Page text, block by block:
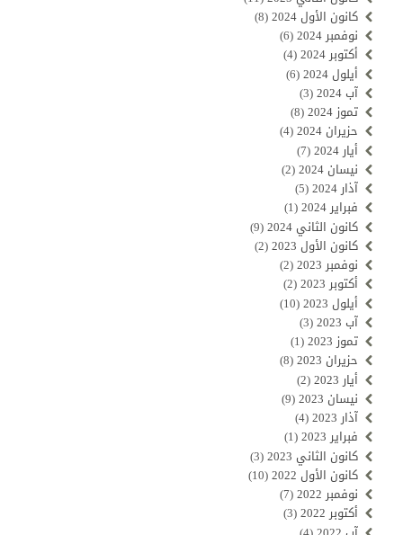
كانون الأول 2024
(8)
نوفمبر 2024
(6)
أكتوبر 2024
(4)
أيلول 2024
(6)
آب 2024
(3)
تموز 2024
(8)
حزيران 2024
(4)
أيار 2024
(7)
نيسان 2024
(2)
آذار 2024
(5)
فبراير 2024
(1)
كانون الثاني 2024
(9)
كانون الأول 2023
(2)
نوفمبر 2023
(2)
أكتوبر 2023
(2)
أيلول 2023
(10)
آب 2023
(3)
تموز 2023
(1)
حزيران 2023
(8)
أيار 2023
(2)
نيسان 2023
(9)
آذار 2023
(4)
فبراير 2023
(1)
كانون الثاني 2023
(3)
كانون الأول 2022
(10)
نوفمبر 2022
(7)
أكتوبر 2022
(3)